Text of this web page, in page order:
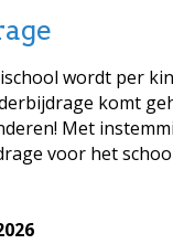
wordt per
komt
Met
voor het